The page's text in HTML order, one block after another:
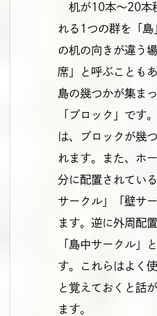
机が10本～20本
れる1つの群を「
の机の向きが違う
席」と呼ぶことも
島の幾つかが集ま
「ブロック」です
は、ブロックが幾
れます。また、ホ
分に配置されてい
サークル」「壁サ
ます。逆に外周配
「島中サークル」
す。これらはよく
と覚えておくと話
ます。